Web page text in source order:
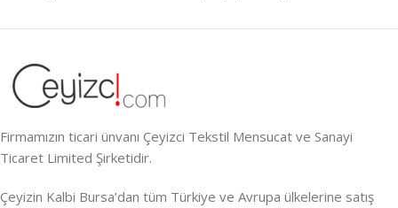
Firmamızın ticari ünvanı Çeyizci Tekstil Mensucat ve Sanayi
Ticaret Limited Şirketidir.
Çeyizin Kalbi Bursa’dan tüm Türkiye ve Avrupa ülkelerine satış